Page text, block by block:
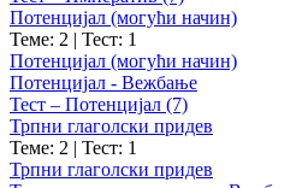
Потенцијал (могући начин)
Теме: 2 | Тест: 1
Потенцијал (могући начин)
Потенцијал - Вежбање
Тест – Потенцијал (7)
Трпни глаголски придев
Теме: 2 | Тест: 1
Трпни глаголски придев